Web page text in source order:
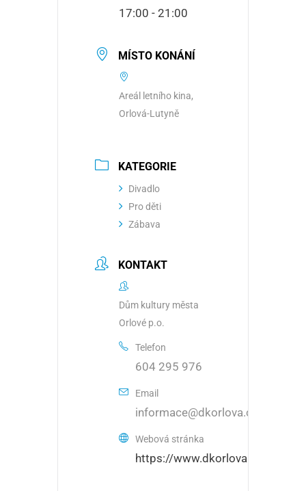
17:00 - 21:00
MÍSTO KONÁNÍ
Areál letního kina,
Orlová-Lutyně
KATEGORIE
Divadlo
Pro děti
Zábava
KONTAKT
Dům kultury města
Orlové p.o.
Telefon
604 295 976
Email
informace@dkorlova.cz
Webová stránka
https://www.dkorlova.cz/